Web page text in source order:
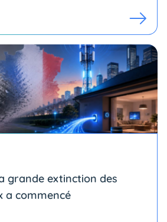
grande extinction des
a commencé